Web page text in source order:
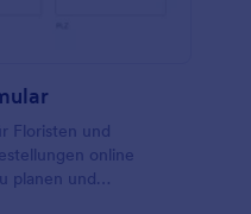
Floristen und
online
planen und